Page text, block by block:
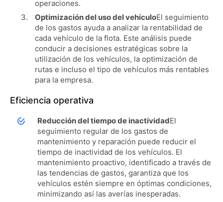
operaciones.
Optimización del uso del vehículoEl seguimiento
de los gastos ayuda a analizar la rentabilidad de
cada vehículo de la flota. Este análisis puede
conducir a decisiones estratégicas sobre la
utilización de los vehículos, la optimización de
rutas e incluso el tipo de vehículos más rentables
para la empresa.
Eficiencia operativa
Reducción del tiempo de inactividadEl
seguimiento regular de los gastos de
mantenimiento y reparación puede reducir el
tiempo de inactividad de los vehículos. El
mantenimiento proactivo, identificado a través de
las tendencias de gastos, garantiza que los
vehículos estén siempre en óptimas condiciones,
minimizando así las averías inesperadas.